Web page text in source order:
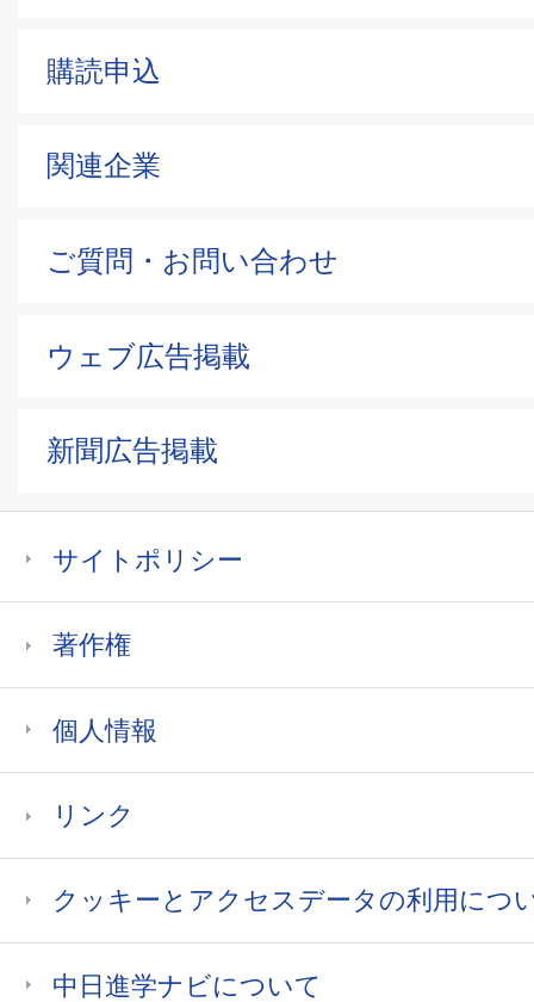
購読申込
関連企業
ご質問・お問い合わせ
ウェブ広告掲載
新聞広告掲載
サイトポリシー
著作権
個人情報
リンク
クッキーとアクセスデータの利用につ
中日進学ナビについて